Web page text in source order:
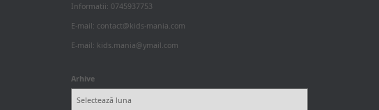
Informatii: 0745937753
E-mail: contact@kids-mania.com
E-mail: kids.mania@ymail.com
Arhive